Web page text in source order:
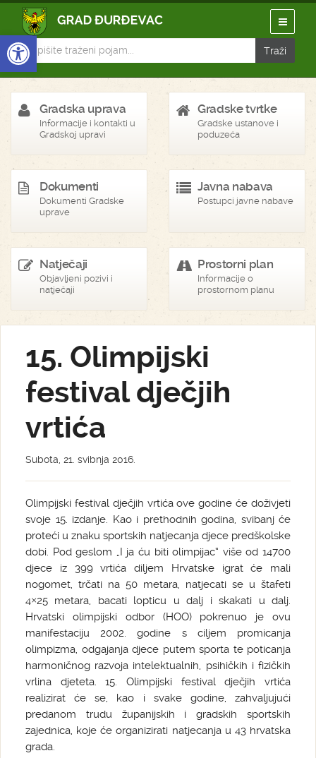
Open toolbar
Gradska uprava
Informacije i kontakti u
Gradskoj upravi
Gradske tvrtke
Gradske ustanove i
poduzeća
Dokumenti
Dokumenti Gradske
uprave
Javna nabava
Postupci javne nabave
Natječaji
Objavljeni pozivi i
natječaji
Prostorni plan
Informacije o
prostornom planu
15. Olimpijski
festival dječjih
vrtića
Subota, 21. svibnja 2016.
Olimpijski festival dječjih vrtića ove godine će doživjeti
svoje 15. izdanje. Kao i prethodnih godina, svibanj će
proteći u znaku sportskih natjecanja djece predškolske
dobi. Pod geslom „I ja ću biti olimpijac“ više od 14700
djece iz 399 vrtića diljem Hrvatske igrat će mali
nogomet, trčati na 50 metara, natjecati se u štafeti
4×25 metara, bacati lopticu u dalj i skakati u dalj.
Hrvatski olimpijski odbor (HOO) pokrenuo je ovu
manifestaciju 2002. godine s ciljem promicanja
olimpizma, odgajanja djece putem sporta te poticanja
harmoničnog razvoja intelektualnih, psihičkih i fizičkih
vrlina djeteta.15. Olimpijski festival dječjih vrtića
realizirat će se, kao i svake godine, zahvaljujući
predanom trudu županijskih i gradskih sportskih
zajednica, koje će organizirati natjecanja u 43 hrvatska
grada.